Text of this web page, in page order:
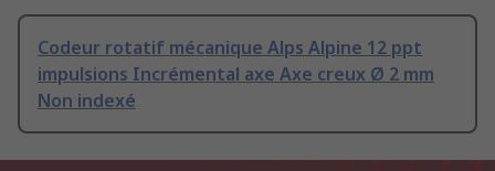
Codeur rotatif mécanique Alps Alpine 12 ppt
impulsions Incrémental axe Axe creux Ø 2 mm
Non indexé